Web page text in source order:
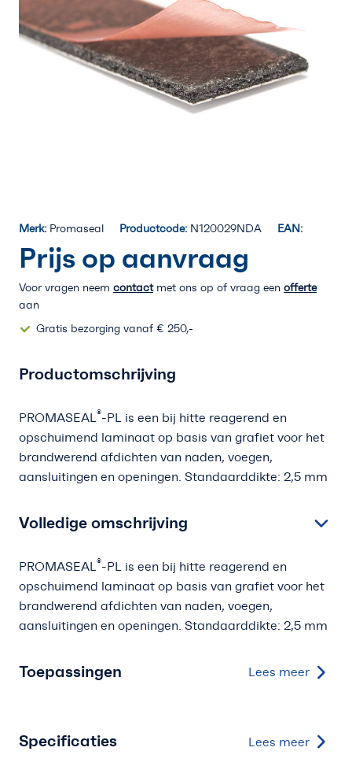
Merk: Promaseal Productcode: N120029NDA EAN:
Prijs op aanvraag
Voor vragen neem contactmet ons op of vraag een offerte
aan
Gratis bezorging vanaf € 250,-
Productomschrijving
PROMASEAL ®-PL is een bij hitte reagerend en
opschuimend laminaat op basis van grafiet voor het
brandwerend afdichten van naden, voegen,
aansluitingen en openingen. Standaarddikte: 2,5 mm
Volledige omschrijving
PROMASEAL ®-PL is een bij hitte reagerend en
opschuimend laminaat op basis van grafiet voor het
brandwerend afdichten van naden, voegen,
aansluitingen en openingen. Standaarddikte: 2,5 mm
Toepassingen Lees meer
Specificaties Lees meer